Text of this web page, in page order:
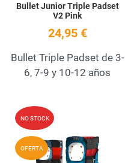
Bullet Junior Triple Padset
V2 Pink
24,95 €
Bullet Triple Padset de 3-
6, 7-9 y 10-12 años
NO STOCK
OFERTA